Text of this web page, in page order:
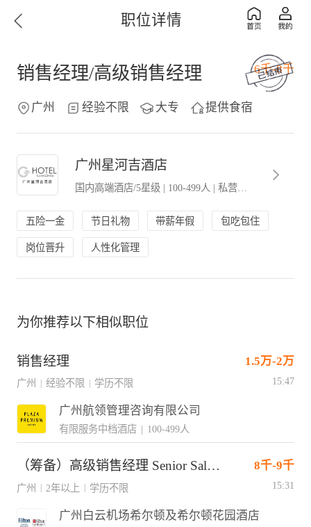
职位详情
销售经理/高级销售经理 6千-8千
广州 经验不限 大专 提供食宿
广州星河吉酒店
国内高端酒店/5星级 | 100-499人 | 私营．民营企业
五险一金 节日礼物 带薪年假 包吃包住
岗位晋升 人性化管理
为你推荐以下相似职位
销售经理 1.5万-2万
广州 | 经验不限 | 学历不限 15:47
广州航领管理咨询有限公司
有限服务中档酒店 | 100-499人
（筹备）高级销售经理 Senior Sales Manager(J10873) 8千-9千
广州 2年以上 学历不限 15:31
广州白云机场希尔顿及希尔顿花园酒店